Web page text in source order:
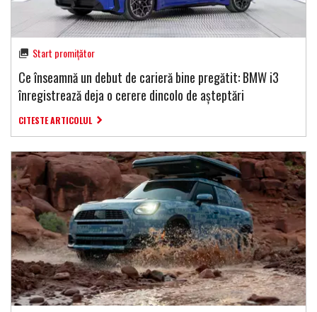
Start promițător
Ce înseamnă un debut de carieră bine pregătit: BMW i3
înregistrează deja o cerere dincolo de așteptări
CITESTE ARTICOLUL